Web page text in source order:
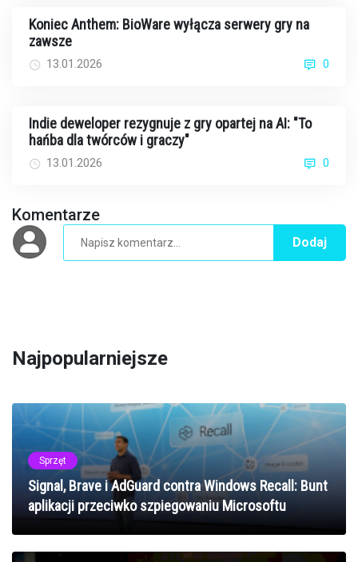
Koniec Anthem: BioWare wyłącza serwery gry na
zawsze
13.01.2026 0
Indie deweloper rezygnuje z gry opartej na AI: "To
hańba dla twórców i graczy"
13.01.2026 0
Komentarze
Dodaj
Najpopularniejsze
Sprzęt
Signal, Brave i AdGuard contra Windows Recall: Bunt
aplikacji przeciwko szpiegowaniu Microsoftu